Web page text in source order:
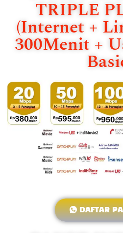
TRIPLE
(Internet +
300Menit +
DAFTAR